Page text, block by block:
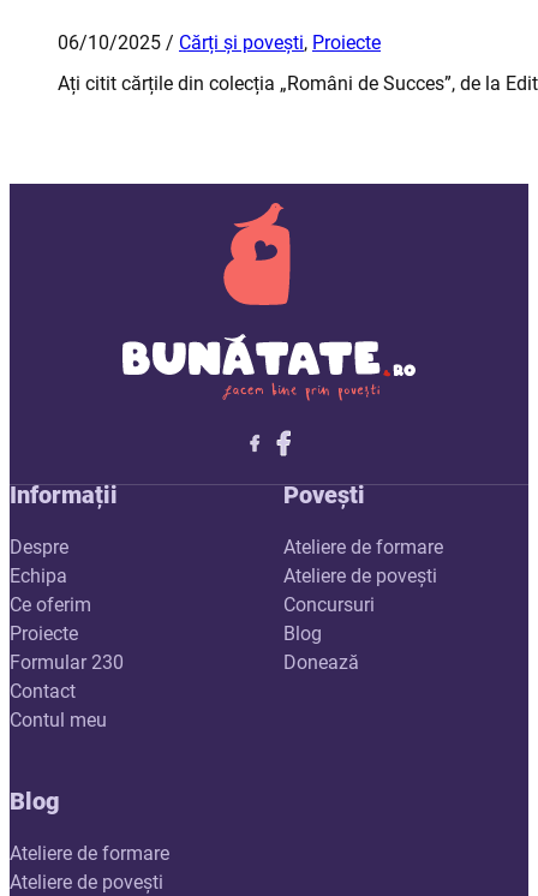
06/10/2025 / Cărți și povești, Proiecte
Ați citit cărțile din colecția „Români de Succes”, de la
Follow me on X
Follow me on LinkedIn
Follow me on X
Informații
Despre
Echipa
Ce oferim
Proiecte
Formular 230
Contact
Contul meu
Povești
Ateliere de formare
Ateliere de povești
Concursuri
Blog
Donează
Blog
Ateliere de formare
Ateliere de povești